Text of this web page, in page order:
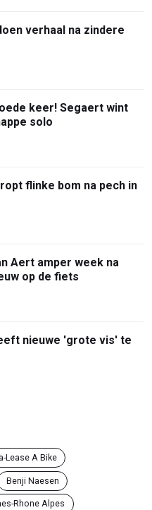
verhaal na zindere
keer! Segaert wint
solo
flinke bom na pech in
Aert amper week na
op de fiets
nieuwe 'grote vis' te
Lease A Bike
Benji Naesen
Rhone Alpes